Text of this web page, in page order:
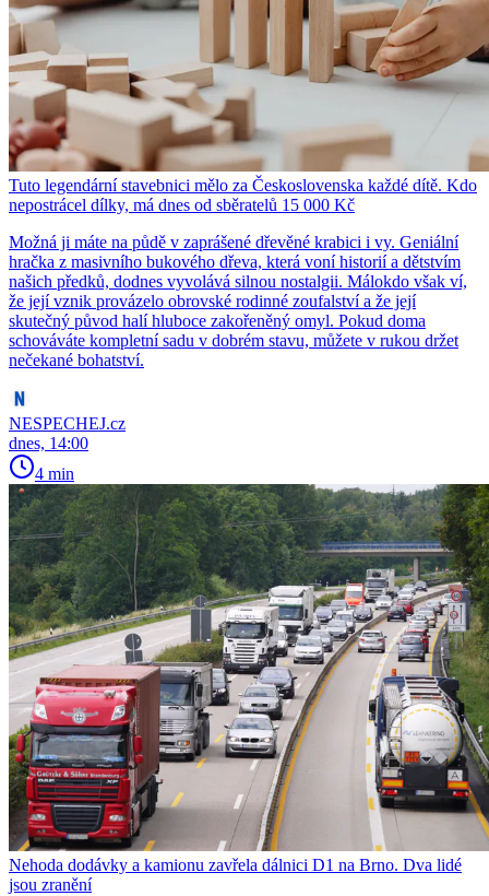
Tuto legendární stavebnici mělo za Československa každé dítě. Kdo
nepostrácel dílky, má dnes od sběratelů 15 000 Kč
Možná ji máte na půdě v zaprášené dřevěné krabici i vy. Geniální
hračka z masivního bukového dřeva, která voní historií a dětstvím
našich předků, dodnes vyvolává silnou nostalgii. Málokdo však ví,
že její vznik provázelo obrovské rodinné zoufalství a že její
skutečný původ halí hluboce zakořeněný omyl. Pokud doma
schováváte kompletní sadu v dobrém stavu, můžete v rukou držet
nečekané bohatství.
NESPECHEJ.cz
dnes, 14:00
4 min
Nehoda dodávky a kamionu zavřela dálnici D1 na Brno. Dva lidé
jsou zranění